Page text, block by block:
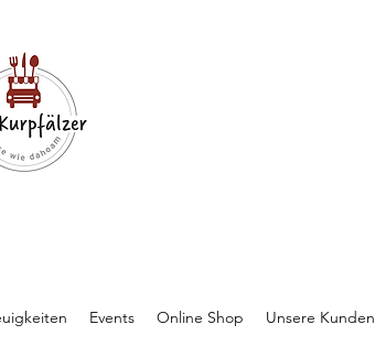
Events Online Shop Unsere Kunden